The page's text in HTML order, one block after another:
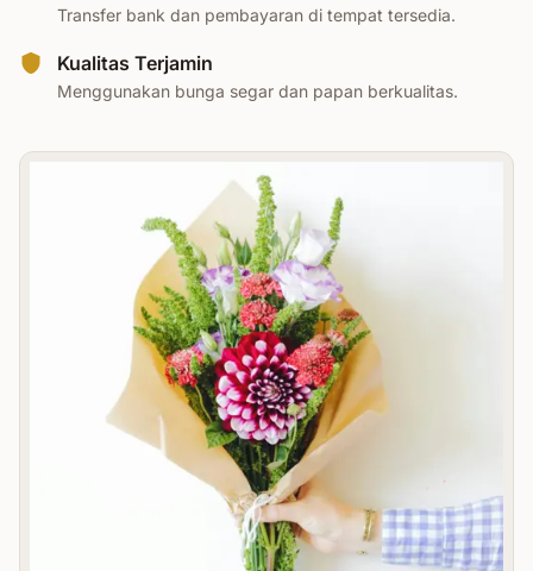
Transfer bank dan pembayaran di tempat tersedia.
Kualitas Terjamin
Menggunakan bunga segar dan papan berkualitas.